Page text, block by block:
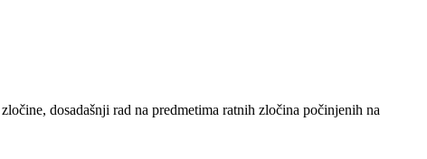
dosadašnji rad na predmetima ratnih zločina počinjenih na